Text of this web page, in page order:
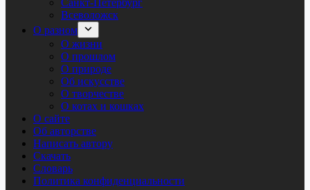
Санкт-Петербург
Всеволожск
О разном
О жизни
О прошлом
О природе
Об искусстве
О творчестве
О котах и кошках
О сайте
Об авторстве
Написать автору
Скачать
Cловарь
Политика конфиденциальности